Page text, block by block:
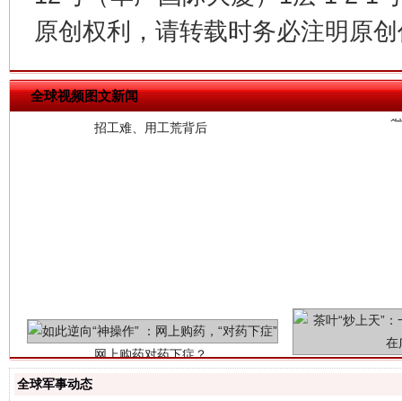
原创权利，请转载时务必注明原
全球视频图文新闻
全球军事动态